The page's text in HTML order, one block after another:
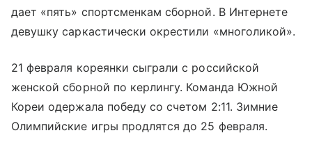
дает «пять» спортсменкам сборной. В Интернете
девушку саркастически окрестили «многоликой».
21 февраля кореянки сыграли с российской
женской сборной по керлингу. Команда Южной
Кореи одержала победу со счетом 2:11. Зимние
Олимпийские игры продлятся до 25 февраля.